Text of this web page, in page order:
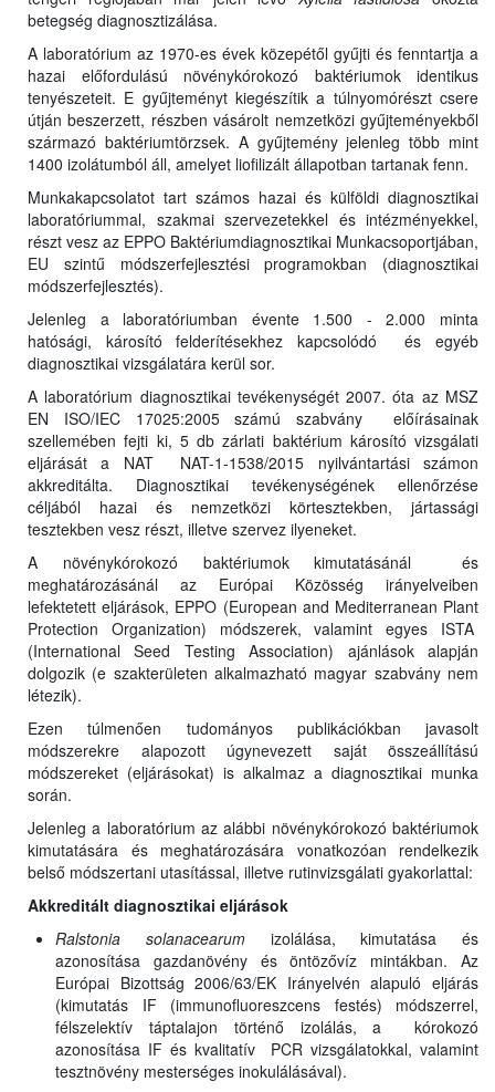
betegség diagnosztizálása.
A laboratórium az 1970-es évek közepétől gyűjti és fenntartja a
hazai előfordulású növénykórokozó baktériumok identikus
tenyészeteit. E gyűjteményt kiegészítik a túlnyomórészt csere
útján beszerzett, részben vásárolt nemzetközi gyűjteményekből
származó baktériumtörzsek. A gyűjtemény jelenleg több mint
1400 izolátumból áll, amelyet liofilizált állapotban tartanak fenn.
Munkakapcsolatot tart számos hazai és külföldi diagnosztikai
laboratóriummal, szakmai szervezetekkel és intézményekkel,
részt vesz az EPPO Baktériumdiagnosztikai Munkacsoportjában,
EU szintű módszerfejlesztési programokban (diagnosztikai
módszerfejlesztés).
Jelenleg a laboratóriumban évente 1.500 - 2.000 minta
hatósági, károsító felderítésekhez kapcsolódó és egyéb
diagnosztikai vizsgálatára kerül sor.
A laboratórium diagnosztikai tevékenységét 2007. óta az MSZ
EN ISO/IEC 17025:2005 számú szabvány előírásainak
szellemében fejti ki, 5 db zárlati baktérium károsító vizsgálati
eljárását a NAT NAT-1-1538/2015 nyilvántartási számon
akkreditálta. Diagnosztikai tevékenységének ellenőrzése
céljából hazai és nemzetközi körtesztekben, jártassági
tesztekben vesz részt, illetve szervez ilyeneket.
A növénykórokozó baktériumok kimutatásánál és
meghatározásánál az Európai Közösség irányelveiben
lefektetett eljárások, EPPO (European and Mediterranean Plant
Protection Organization) módszerek, valamint egyes ISTA
(International Seed Testing Association) ajánlások alapján
dolgozik (e szakterületen alkalmazható magyar szabvány nem
létezik).
Ezen túlmenően tudományos publikációkban javasolt
módszerekre alapozott úgynevezett saját összeállítású
módszereket (eljárásokat) is alkalmaz a diagnosztikai munka
során.
Jelenleg a laboratórium az alábbi növénykórokozó baktériumok
kimutatására és meghatározására vonatkozóan rendelkezik
belső módszertani utasítással, illetve rutinvizsgálati gyakorlattal:
Akkreditált diagnosztikai eljárások
Ralstonia solanacearum izolálása, kimutatása és
azonosítása gazdanövény és öntözővíz mintákban. Az
Európai Bizottság 2006/63/EK Irányelvén alapuló eljárás
(kimutatás IF (immunofluoreszcens festés) módszerrel,
félszelektív táptalajon történő izolálás, a kórokozó
azonosítása IF és kvalitatív PCR vizsgálatokkal, valamint
tesztnövény mesterséges inokulálásával).